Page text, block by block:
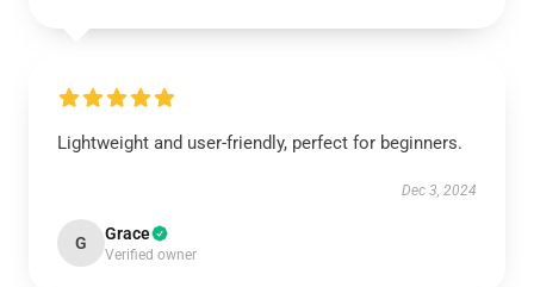
Lightweight and user-friendly, perfect for beginners.
Dec 3, 2024
G Grace
Verified owner